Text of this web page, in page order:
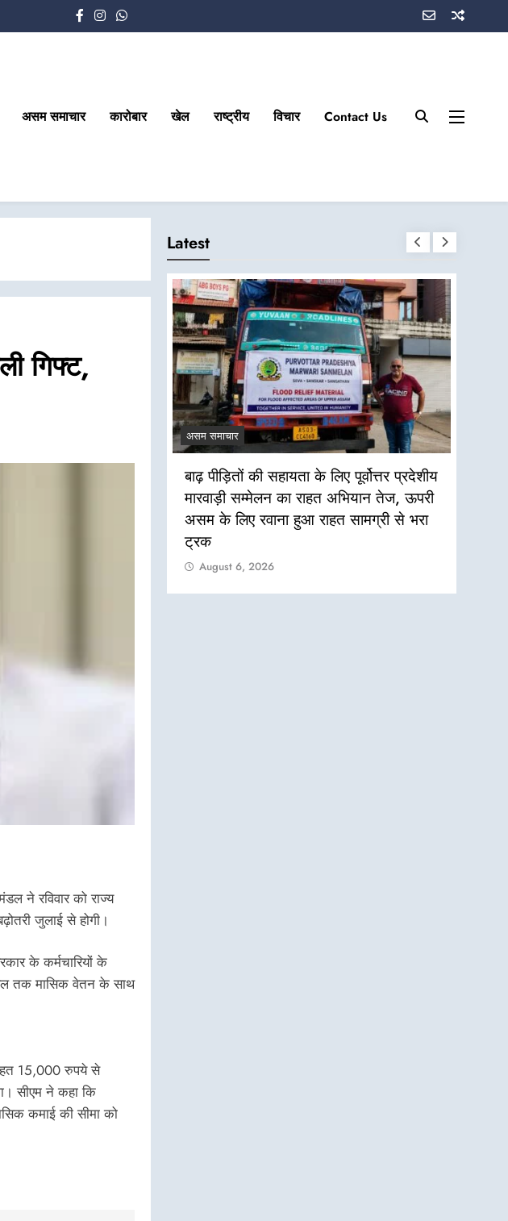
असम समाचार कारोबार खेल राष्ट्रीय विचार Contact Us
गिफ्ट,
ने रविवार को राज्य
जुलाई से होगी।
के कर्मचारियों के
तक मासिक वेतन के साथ
15,000 रुपये से
सीएम ने कहा कि
कमाई की सीमा को
Latest
असम समाचार
बाढ़ पीड़ितों की सहायता के लिए पूर्वोत्तर प्रदेशीय
मारवाड़ी सम्मेलन का राहत अभियान तेज, ऊपरी
असम के लिए रवाना हुआ राहत सामग्री से भरा
ट्रक
August 6, 2026